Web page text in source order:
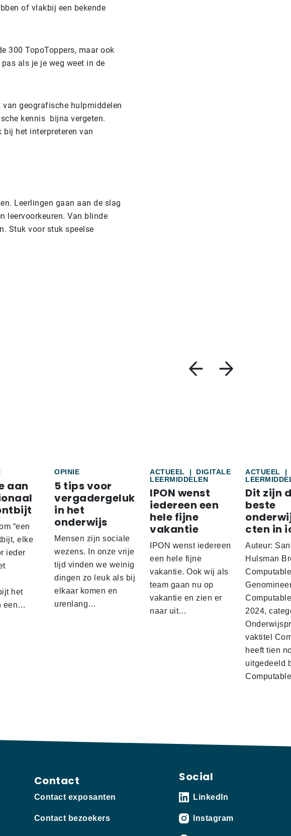
of vlakbij een bekende
300 TopoToppers, maar ook
als je je weg weet in de
van geografische hulpmiddelen
kennis bijna vergeten.
bij het interpreteren van
Leerlingen gaan aan de slag
leervoorkeuren. Van blinde
Stuk voor stuk speelse
aan
“een
elke
ieder
het
een…
OPINIE
5 tips voor
vergadergeluk
in het
onderwijs
Mensen zijn sociale
wezens. In onze vrije
tijd vinden we weinig
dingen zo leuk als bij
elkaar komen en
urenlang…
ACTUEEL |
DIGITALE
LEERMIDDELEN
IPON wenst
iedereen een
hele fijne
vakantie
IPON wenst iedereen
een hele fijne
vakantie. Ook wij als
team gaan nu op
vakantie en zien er
naar uit…
ACTUEEL
|
Dit zijn
beste
cten in
Auteur:
Hulsman
Computable
2024,
vaktitel
heeft tien
uitgedeeld
Contact
Contact exposanten
Contact bezoekers
Social
LinkedIn
Instagram